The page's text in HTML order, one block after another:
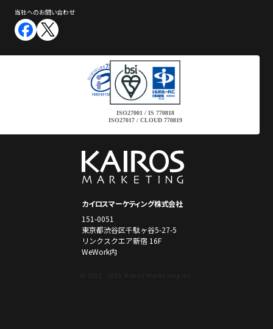
カイロスマーケティング株式会社
151-0051
東京都渋谷区千駄ヶ谷5-27-5
リンクスクエア新宿 16F
WeWork内
ISO27001 / IS 770818
ISO27017 / CLOUD 770819
当社へのお問い合わせ